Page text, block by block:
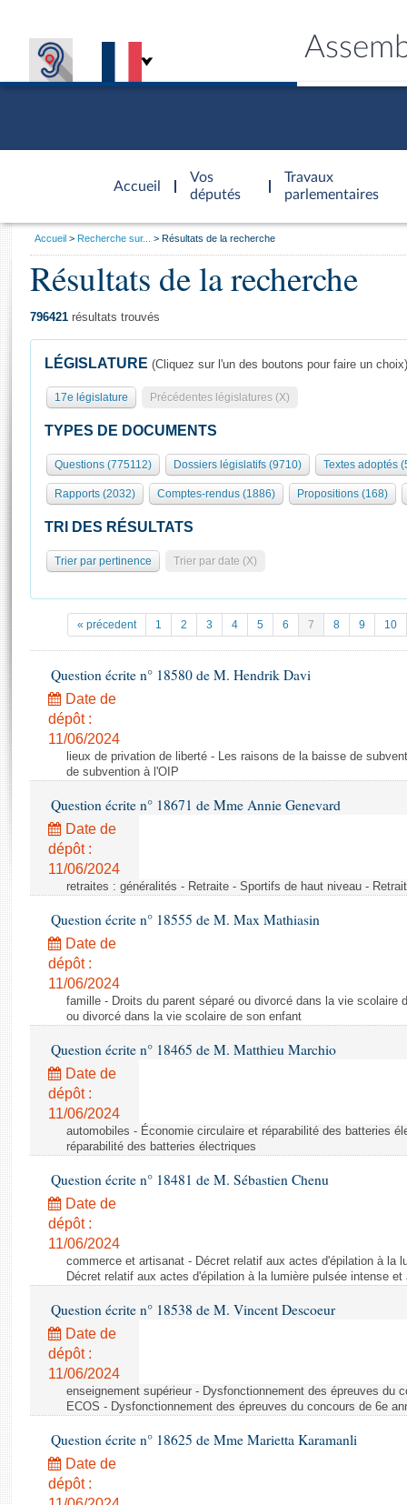
Accueil
d'accueil
Vos
députés
Travaux
parlementaires
Présidence
577 députés
Groupes politiques
Séance publique
Commissions et autres organes
Europe et International
Pétitions
Projets de loi
Propositions de loi
Amendements
Textes adoptés
Rapports législatifs
Rapports sur l'application des lois
Baromètre de l’application des lois
Dossiers législatifs
Budget et sécurité sociale
Questions écrites et orales
Comptes rendus des débats
Général
Rôle et pouvoirs de l'Assemblée
Organisation de l'Assemblée
Présidence Conférence des Présidents Bureau Collège des
Statistiques et chiffres clés
Documents de référence
( Constitution | Règlement de l'Assemblée ... )
Histoire
Juniors
Anciennes législatures
Visiter l'Assemblée
Visite virtuelle du palais Bourbon
Assister à une séance
La Bibliothèque
Contacts et plan d'accès
Photos libres de droit
Vous
Accueil Recherche sur... Résultats de la recherche
Résultats de la recherche
796421 résultats trouvés
LÉGISLATURE (Cliquez sur l'un des boutons pour faire un choix)
17e législature Précédentes législatures (X)
TYPES DE DOCUMENTS
Questions (775112) Dossiers législatifs (9710) Textes adoptés
Rapports (2032) Comptes-rendus (1886) Propositions (168)
TRI DES RÉSULTATS
Trier par pertinence Trier par date (X)
« précedent 1 2 3 4 5 6 7 8 9 10
Question écrite n° 18580 de M. Hendrik Davi
Date de
dépôt :
11/06/2024
lieux de privation de liberté - Les raisons de la baisse de
de subvention à l'OIP
Question écrite n° 18671 de Mme Annie Genevard
Date de
dépôt :
11/06/2024
retraites : généralités - Retraite - Sportifs de haut niveau -
Question écrite n° 18555 de M. Max Mathiasin
Date de
dépôt :
11/06/2024
famille - Droits du parent séparé ou divorcé dans la vie scolaire
ou divorcé dans la vie scolaire de son enfant
Question écrite n° 18465 de M. Matthieu Marchio
Date de
dépôt :
11/06/2024
automobiles - Économie circulaire et réparabilité des batteries
réparabilité des batteries électriques
Question écrite n° 18481 de M. Sébastien Chenu
Date de
dépôt :
11/06/2024
commerce et artisanat - Décret relatif aux actes d'épilation à la
Décret relatif aux actes d'épilation à la lumière pulsée intense et
Question écrite n° 18538 de M. Vincent Descoeur
Date de
dépôt :
11/06/2024
enseignement supérieur - Dysfonctionnement des épreuves du
ECOS - Dysfonctionnement des épreuves du concours de 6e
Question écrite n° 18625 de Mme Marietta Karamanli
Date de
dépôt :